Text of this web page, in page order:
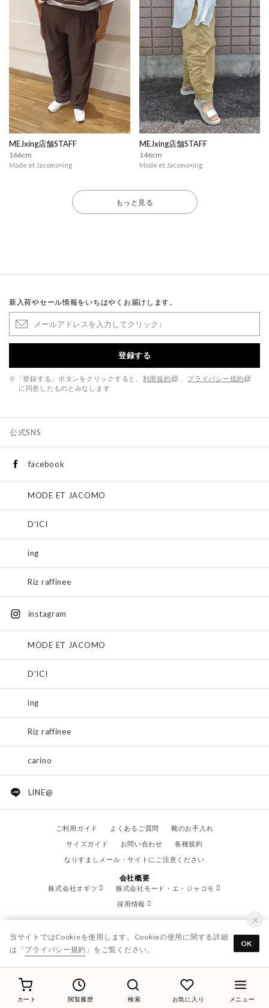
カート 閲覧履歴 検索 お気に入り メニュー
MEJxing店舗STAFF
166cm
Mode et Jacomo×ing
MEJxing店舗STAFF
146cm
Mode et Jacomo×ing
もっと見る
新入荷やセール情報をいちはやくお届けします。
登録する
※「登録する」ボタンをクリックすると、 利用規約
プライバシー規約
に同意したものとみなします
公式SNS
facebook
MODE ET JACOMO
D'ICI
ing
Riz raffinee
instagram
MODE ET JACOMO
D'ICI
ing
Riz raffinee
carino
LINE@
ご利用ガイド よくあるご質問
靴のお手入れ
サイズガイド
お問い合わせ
各種規約
なりすましメール・サイトにご注意ください
会社概要
株式会社オギツ
株式会社モード・エ・ジャコモ
採用情報
© OGITSU CO.,LTD. / All Right Reserved.
当サイトではCookieを使用します。Cookieの使用に関する詳細
は「プライバシー規約 」をご覧ください。
OK